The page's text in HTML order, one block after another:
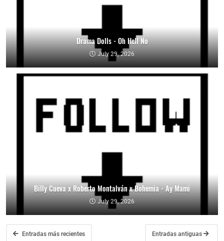
Drama Dolls - Oh Hell No
July 29, 2026
Billy Cueva x Roberto Montalván x Bohemia - Ay Mami
July 29, 2026
Entradas más recientes Entradas antiguas